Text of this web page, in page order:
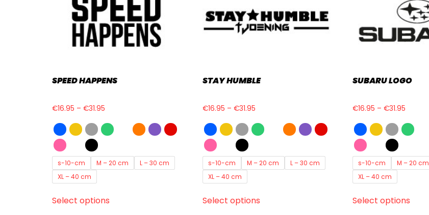
SPEED HAPPENS
€16.95 – €31.95
s-10-cm M – 20 cm
L – 30 cm
XL – 40 cm
Select options
STAY HUMBLE
€16.95 – €31.95
s-10-cm M – 20 cm
L – 30 cm
XL – 40 cm
Select options
SUBARU LOGO
€16.95 – €31.95
s-10-cm M – 20 cm
XL – 40 cm
Select options